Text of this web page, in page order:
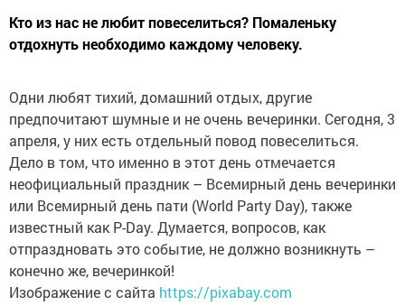
Кто из нас не любит повеселиться? Помаленьку
отдохнуть необходимо каждому человеку.
Одни любят тихий, домашний отдых, другие
предпочитают шумные и не очень вечеринки. Сегодня, 3
апреля, у них есть отдельный повод повеселиться.
Дело в том, что именно в этот день отмечается
неофициальный праздник – Всемирный день вечеринки
или Всемирный день пати (World Party Day), также
известный как P-Day. Думается, вопросов, как
отпраздновать это событие, не должно возникнуть –
конечно же, вечеринкой!
Изображение с сайта https://pixabay.com